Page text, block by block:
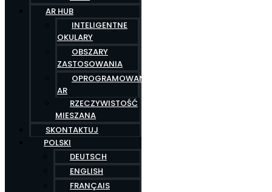
AR HUB
INTELIGENTNE
OKULARY
OBSZARY
ZASTOSOWANIA
OPROGRAMOWANIE
AR
RZECZYWISTOŚĆ
MIESZANA
SKONTAKTUJ
POLSKI
DEUTSCH
ENGLISH
FRANÇAIS